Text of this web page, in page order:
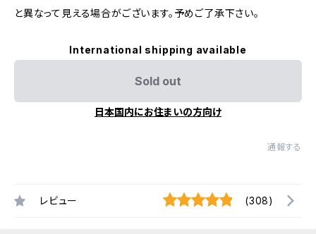
と異なって見える場合がございます。予めご了承下さい。
International shipping available
Sold out
日本国内にお住まいの方向け
通報する
レビュー (308)